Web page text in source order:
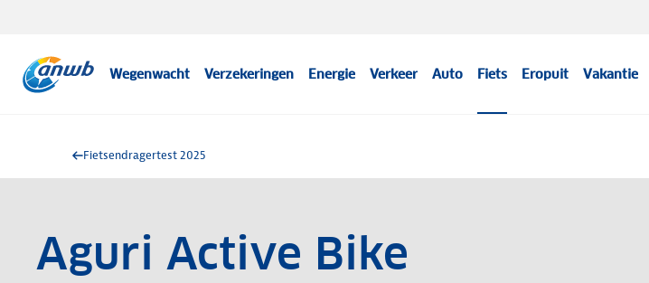
Wegenwacht Verzekeringen Energie Verkeer Auto Fiets Eropuit Vakantie
Fietsendragertest 2025
Aguri Active Bike